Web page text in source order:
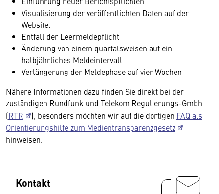
Visualisierung der veröffentlichten Daten auf der
Website.
Entfall der Leermeldepflicht
Änderung von einem quartalsweisen auf ein
halbjährliches Meldeintervall
Verlängerung der Meldephase auf vier Wochen
Nähere Informationen dazu finden Sie direkt bei der
zuständigen Rundfunk und Telekom Regulierungs-Gmbh
(RTR ), besonders möchten wir auf die dortigen FAQ als
Orientierungshilfe zum Medientransparenzgesetz
hinweisen.
Kontakt